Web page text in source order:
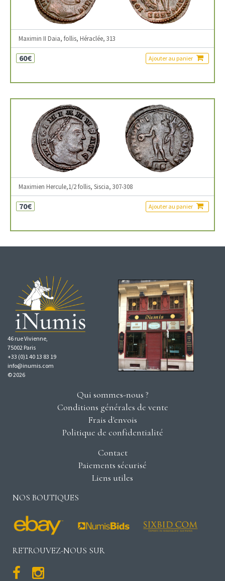
Maximin II Daia, follis, Héraclée, 313
60€ Ajouter au panier
Maximien Hercule,1/2 follis, Siscia, 307-308
70€ Ajouter au panier
46 rue Vivienne,
75002 Paris
+33 (0)1 40 13 83 19
info@inumis.com
© 2026
Qui sommes-nous ?
Conditions générales de vente
Frais d'envois
Politique de confidentialité
Contact
Paiements sécurisé
Liens utiles
NOS BOUTIQUES
RETROUVEZ-NOUS SUR